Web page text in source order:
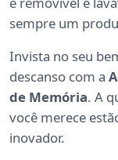
sempre um
Invista no seu
descanso com a
de Memória. A
você merece
inovador.